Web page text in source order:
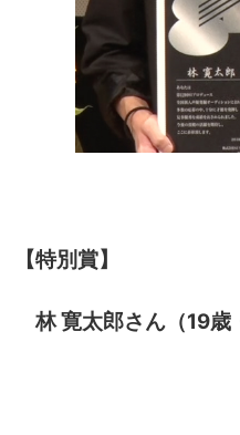
【特別賞】
林 寛太郎さん（19歳